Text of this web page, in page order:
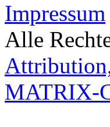
Impressum
Alle
MATRIX-